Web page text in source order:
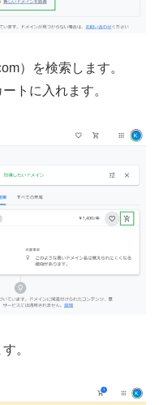
）を検索します。
トに入れます。
。